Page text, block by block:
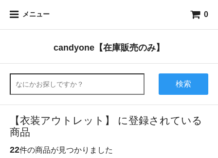
メニュー 0
candyone【在庫販売のみ】
検索
【衣装アウトレット】 に登録されている
商品
22件の商品が見つかりました